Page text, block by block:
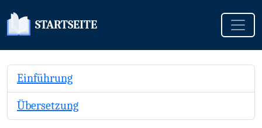
STARTSEITE
Einführung
Übersetzung